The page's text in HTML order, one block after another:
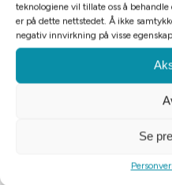
teknologiene vil tillate oss å
er på dette nettstedet. Å ikke
negativ innvirkning på visse
Se
Leketunnel til kanin 3x18x47cm